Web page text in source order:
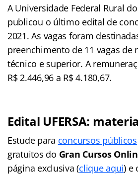
A Universidade Federal Rural
publicou o último edital de
2021. As vagas foram
preenchimento de 11 vagas de
técnico e superior. A
R$ 2.446,96 a R$ 4.180,67.
Edital UFERSA:
Estude para concursos públicos
gratuitos do Gran Cursos
página exclusiva (clique aqui) e